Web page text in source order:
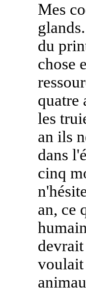
Mes
du
chose
quatre
les
an ils
dans
cinq
an, ce
voulait